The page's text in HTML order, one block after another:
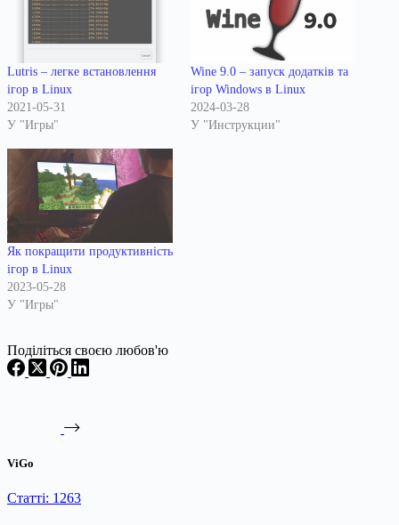
Lutris – легке встановлення
ігор в Linux
2021-05-31
У "Игры"
Wine 9.0 – запуск додатків та
ігор Windows в Linux
2024-03-28
У "Инструкции"
Як покращити продуктивність
ігор в Linux
2023-05-28
У "Игры"
Поділіться своєю любов'ю
ViGo
Статті: 1263